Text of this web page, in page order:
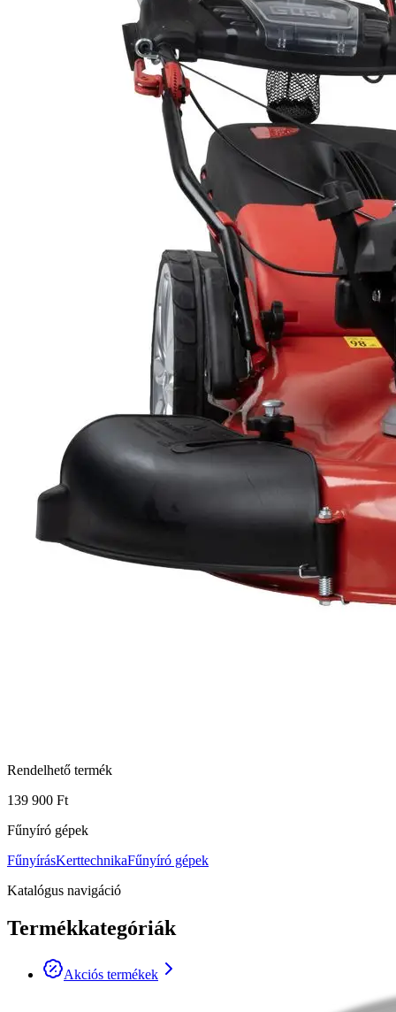
Rendelhető termék
139 900 Ft
Fűnyíró gépek
FűnyírásKerttechnikaFűnyíró gépek
Katalógus navigáció
Termékkategóriák
Akciós termékek